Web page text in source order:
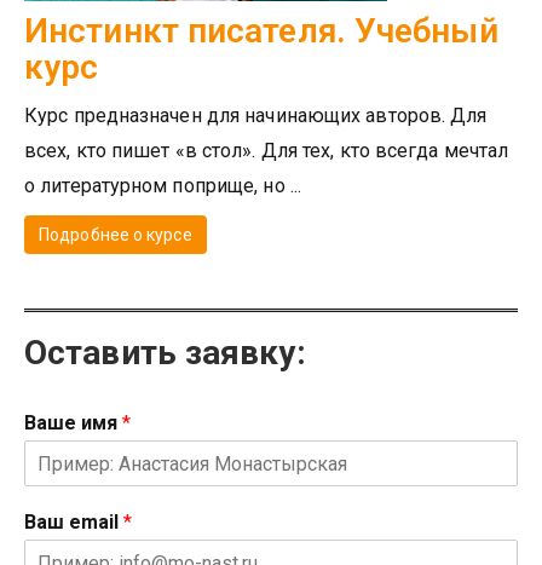
Инстинкт писателя. Учебный
курс
Курс предназначен для начинающих авторов. Для
всех, кто пишет «в стол». Для тех, кто всегда мечтал
о литературном поприще, но ...
Подробнее о курсе
Оставить заявку:
Ваше имя *
Ваш email *